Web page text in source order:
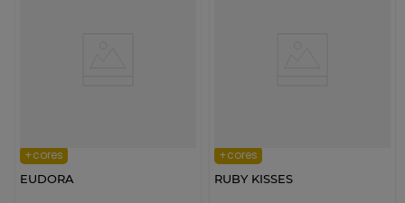
+cores
EUDORA
+cores
RUBY KISSES